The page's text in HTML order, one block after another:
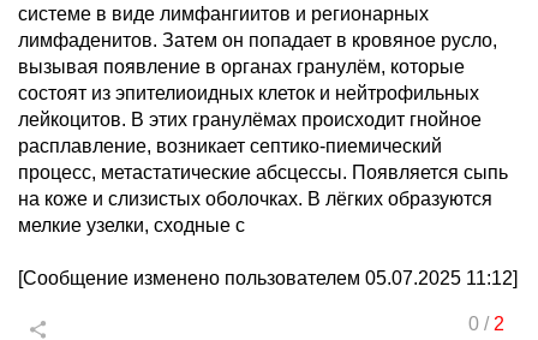
системе в виде лимфангиитов и регионарных
лимфаденитов. Затем он попадает в кровяное русло,
вызывая появление в органах гранулём, которые
состоят из эпителиоидных клеток и нейтрофильных
лейкоцитов. В этих гранулёмах происходит гнойное
расплавление, возникает септико-пиемический
процесс, метастатические абсцессы. Появляется сыпь
на коже и слизистых оболочках. В лёгких образуются
мелкие узелки, сходные с
[Сообщение изменено пользователем 05.07.2025 11:12]
0/ 2